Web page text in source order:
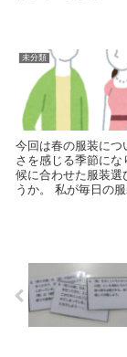
未分類
今回は春の服装に
さを感じる季節に
候に合わせた服装選
うか。 私が毎日の服